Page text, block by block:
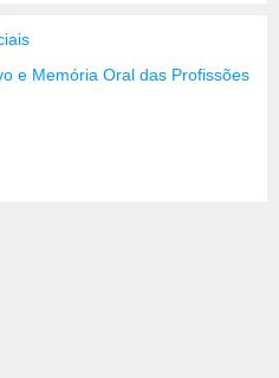
e Memória Oral das Profissões